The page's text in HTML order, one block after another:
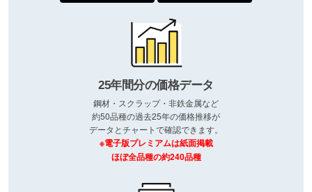
25年間分の価格データ
鋼材・スクラップ・非鉄金属など
約50品種の過去25年の価格推移が
データとチャートで確認できます。
※電子版プレミアムは紙面掲載
ほぼ全品種の約240品種